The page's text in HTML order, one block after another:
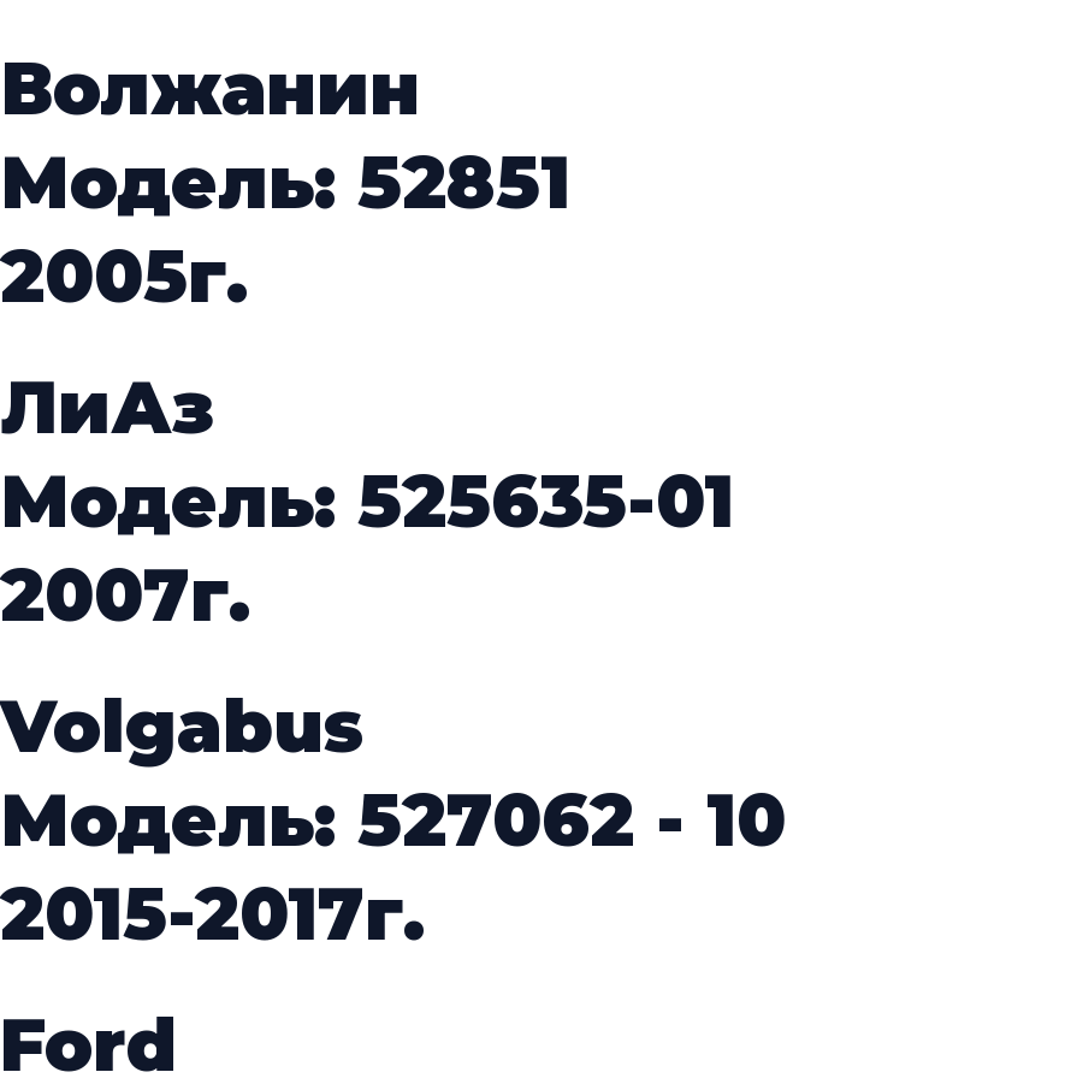
Волжанин
Модель: 52851
2005г.
ЛиАз
Модель: 525635-01
2007г.
Volgabus
Модель: 527062 - 10
2015-2017г.
Ford